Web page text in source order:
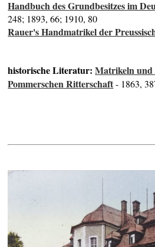
Handbuch des Grundbesitzes im
248; 1893, 66; 1910, 80
Rauer's Handmatrikel der
historische Literatur:Matrikeln und
Pommerschen Ritterschaft- 1863,